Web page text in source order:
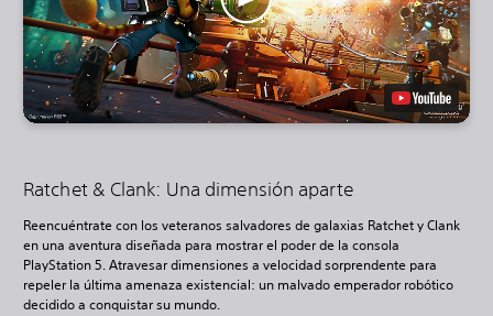
Ratchet & Clank: Una dimensión aparte
Reencuéntrate con los veteranos salvadores de galaxias Ratchet y Clank
en una aventura diseñada para mostrar el poder de la consola
PlayStation 5. Atravesar dimensiones a velocidad sorprendente para
repeler la última amenaza existencial: un malvado emperador robótico
decidido a conquistar su mundo.